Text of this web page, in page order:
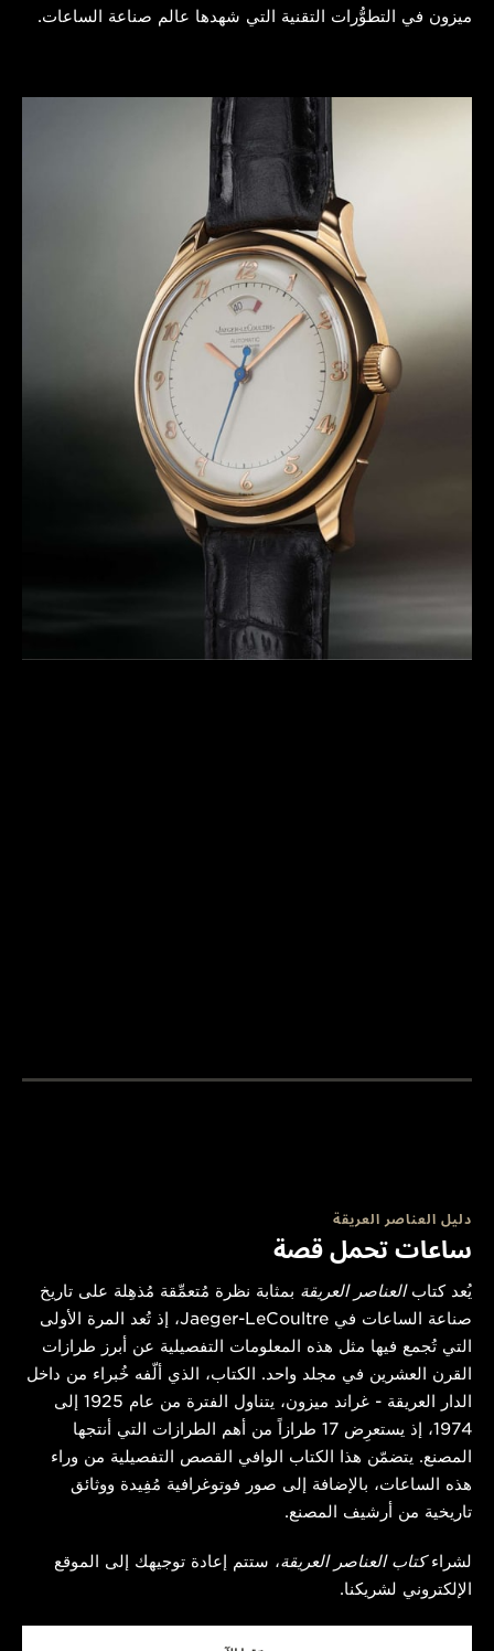
ميزون في التطوُّرات التقنية التي شهدها عالم صناعة الساعات.
دليل العناصر العريقة
ساعات تحمل قصة
يُعد كتابالعناصر العريقة بمثابة نظرة مُتعمِّقة مُذهِلة على تاريخ
صناعة الساعات في Jaeger-LeCoultre، إذ تُعد المرة الأولى
التي تُجمع فيها مثل هذه المعلومات التفصيلية عن أبرز طرازات
القرن العشرين في مجلد واحد. الكتاب، الذي ألّفه خُبراء من داخل
الدار العريقة - غراند ميزون، يتناول الفترة من عام 1925 إلى
1974، إذ يستعرِض 17 طرازاً من أهم الطرازات التي أنتجها
المصنع. يتضمّن هذا الكتاب الوافي القصص التفصيلية من وراء
هذه الساعات، بالإضافة إلى صور فوتوغرافية مُفِيدة ووثائق
تاريخية من أرشيف المصنع.
لشراءكتاب العناصر العريقة، ستتم إعادة توجيهك إلى الموقع
الإلكتروني لشريكنا.